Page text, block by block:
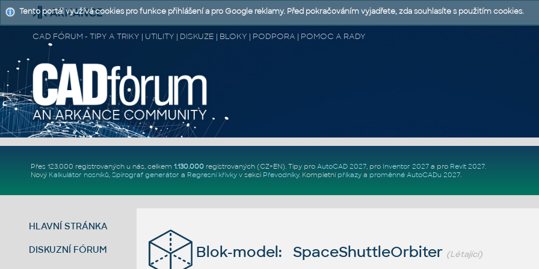
CAD FÓRUM - TIPY A TRIKY | UTILITY | DISKUZE | BLOKY | PODPORA | POMOC A RADY
Přes 123.000 registrovaných u nás, celkem 1.130.000registrovaných (CZ+EN). Tipy pro AutoCAD 2027, pro Inventor 2027a pro Revit 2027.
Nový Kalkulátor nosníků, Spirograf generátor a Regresní křivkyv sekci Převodníky. Kompletní příkazya proměnné AutoCADu 2027.
HLAVNÍ STRÁNKA
DISKUZNÍ FÓRUM Blok-model: SpaceShuttleOrbiter (Létající)
Tento portál využívá cookies pro funkce přihlášení a pro Google reklamy. Před pokračováním vyjadřete, zda souhlasíte s použitím cookies.